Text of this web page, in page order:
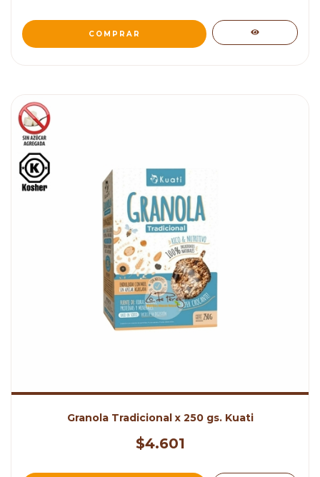
Granola Tradicional x 250 gs. Kuati
$4.601